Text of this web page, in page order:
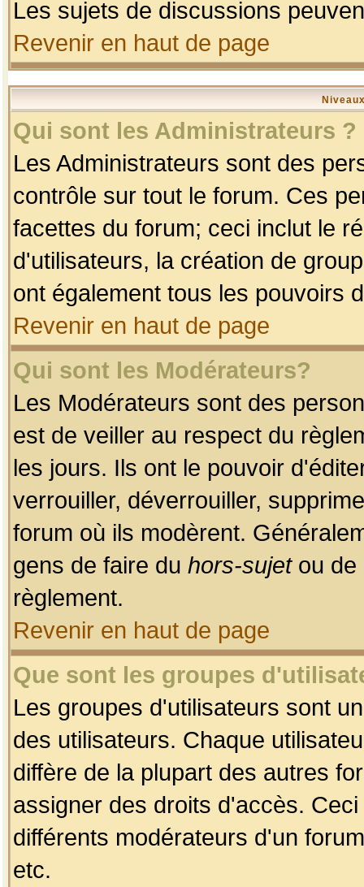
Les sujets de discussions
Revenir en haut de page
Qui sont les Administrateurs ?
Les Administrateurs sont des
contrôle sur tout le forum. Ces
facettes du forum; ceci inclut le
d'utilisateurs, la création de
ont également tous les pouvoirs
Revenir en haut de page
Qui sont les Modérateurs?
Les Modérateurs sont des
est de veiller au respect du
les jours. Ils ont le pouvoir
verrouiller, déverrouiller,
forum où ils modèrent.
gens de faire du hors-sujetou de
règlement.
Revenir en haut de page
Que sont les groupes
Les groupes d'utilisateurs sont
des utilisateurs. Chaque
diffère de la plupart des autres
assigner des droits d'accès.
différents modérateurs d'un
etc.